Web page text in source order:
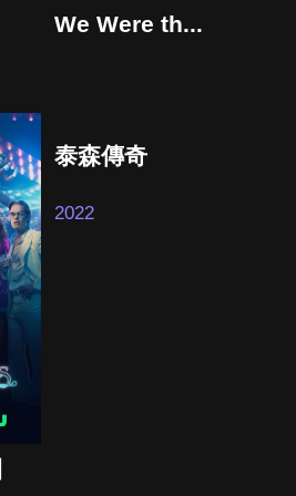
We Were th...
泰森傳奇
2022